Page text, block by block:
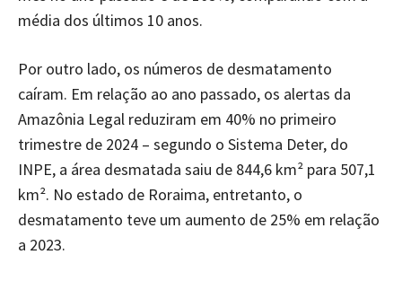
média dos últimos 10 anos.
Por outro lado, os números de desmatamento
caíram. Em relação ao ano passado, os alertas da
Amazônia Legal reduziram em 40% no primeiro
trimestre de 2024 – segundo o Sistema Deter, do
INPE, a área desmatada saiu de 844,6 km² para 507,1
km². No estado de Roraima, entretanto, o
desmatamento teve um aumento de 25% em relação
a 2023.